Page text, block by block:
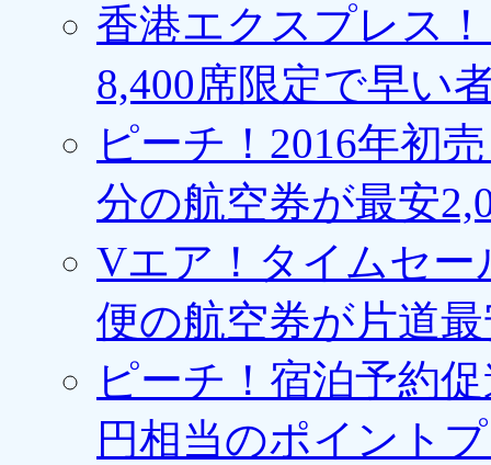
香港エクスプレス
8,400席限定で早い
ピーチ！2016年初
分の航空券が最安
Vエア！タイムセー
便の航空券が片道最
ピーチ！宿泊予約
円相当のポイント